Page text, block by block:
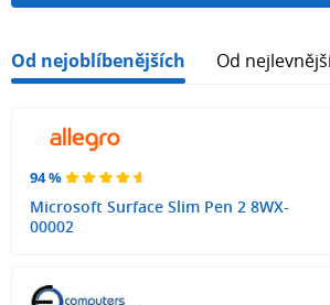
Od nejoblíbenějších Od
94 %
Microsoft Surface Slim Pen 2 8WX-
00002